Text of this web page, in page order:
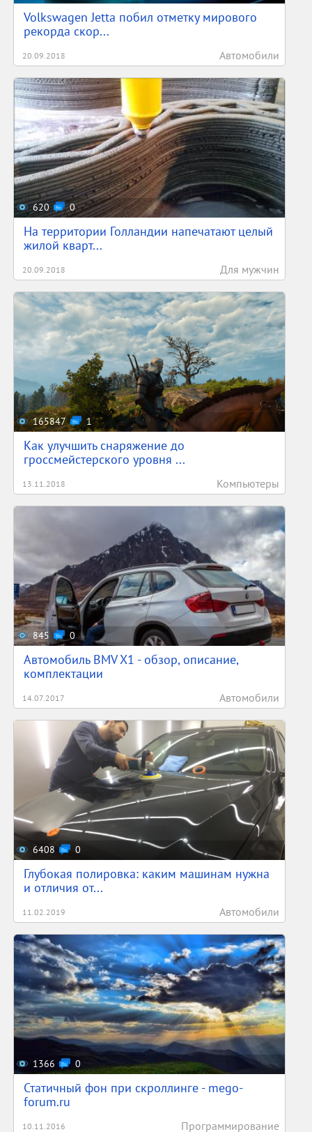
Volkswagen Jetta побил отметку мирового
рекорда скор...
20.09.2018 Автомобили
620 0
На территории Голландии напечатают целый
жилой кварт...
20.09.2018 Для мужчин
165847 1
Как улучшить снаряжение до
гроссмейстерского уровня ...
13.11.2018 Компьютеры
845 0
Автомобиль BMV X1 - обзор, описание,
комплектации
14.07.2017 Автомобили
6408 0
Глубокая полировка: каким машинам нужна
и отличия от...
11.02.2019 Автомобили
1366 0
Статичный фон при скроллинге - mego-
forum.ru
10.11.2016 Программирование